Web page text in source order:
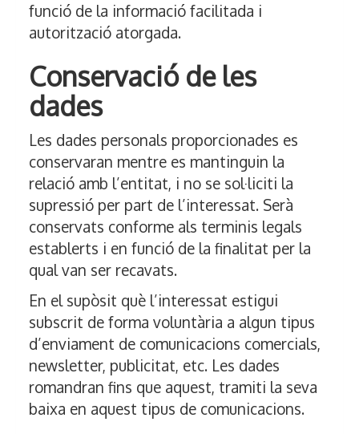
funció de la informació facilitada i
autorització atorgada.
Conservació de les
dades
Les dades personals proporcionades es
conservaran mentre es mantinguin la
relació amb l’entitat, i no se sol·liciti la
supressió per part de l’interessat. Serà
conservats conforme als terminis legals
establerts i en funció de la finalitat per la
qual van ser recavats.
En el supòsit què l’interessat estigui
subscrit de forma voluntària a algun tipus
d’enviament de comunicacions comercials,
newsletter, publicitat, etc. Les dades
romandran fins que aquest, tramiti la seva
baixa en aquest tipus de comunicacions.